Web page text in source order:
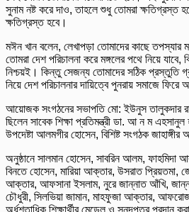
সুনাম নষ্ট করে দাও, তাহলে শুধু তোমরা ক্ষতিগ্রস্ত
ক্ষতিগ্রস্ত হবে।
মঈন খান বলেন, লেখাপড়া তোমাদের কাছে
তোমরা দেশ পরিচালনা করে মঙ্গলের পথে নিয়ে যাবে,
নিশ্চয়ই। কিন্তু সেজন্য তোমাদের সঠিক প্রস্তুতি
নিয়ে দেশ পরিচালনার দায়িত্বে পুনরায় সমাজে
আয়োজক সংগঠনের সভাপতি মো: ইউনুস তালুকদার
ছিলেন সাবেক শিক্ষা প্রতিমন্ত্রী ডা. আ ন ম এহসানুল
উপদেষ্টা আলমগীর হোসেন, বিশিষ্ট সংগঠক জাহাঙ্গীর
অনুষ্ঠানে সালমান হোসেন, সাবরিন আলম, ফাহমিদা
বিনতে হোসেন, মারিয়া আক্তার, উসরাত প্রিয়তমা,
আক্তার, আফসানা ইসলাম, নুরে জান্নাত আঁখি,
চৌধুরী, সিলভিয়া জামান, মাহফুজা আক্তার,